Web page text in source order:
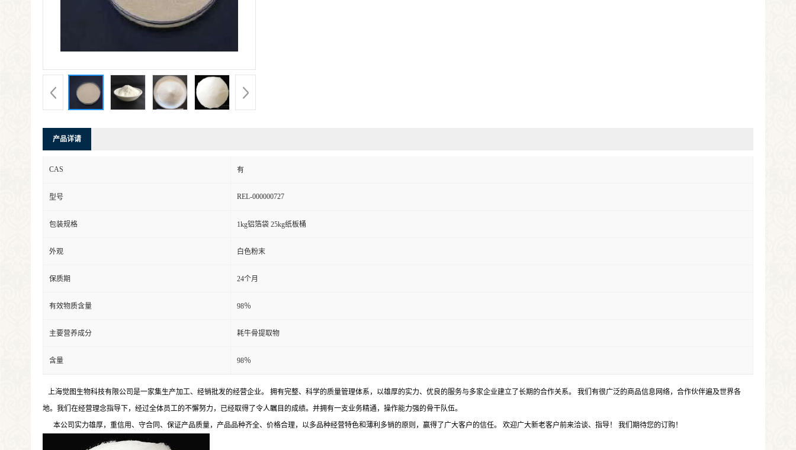
产品详请
CAS 有
型号 REL-000000727
包装规格 1kg铝箔袋 25kg纸板桶
外观 白色粉末
保质期 24个月
有效物质含量 98％
主要营养成分 耗牛骨提取物
含量 98％
上海觉图生物科技有限公司是一家集生产加工、经销批发的经营企业。 拥有完整、科学的质量管理体系，以雄厚的实力、优良的服务与多家企业建立了长期的合作关系。 我们有很广泛的商品信息网络，合作伙伴遍及世界各
地。我们在经营理念指导下，经过全体员工的不懈努力，已经取得了令人瞩目的成绩。并拥有一支业务精通，操作能力强的骨干队伍。
本公司实力雄厚，重信用、守合同、保证产品质量，产品品种齐全、价格合理，以多品种经营特色和薄利多销的原则，赢得了广大客户的信任。 欢迎广大新老客户前来洽谈、指导！ 我们期待您的订购！